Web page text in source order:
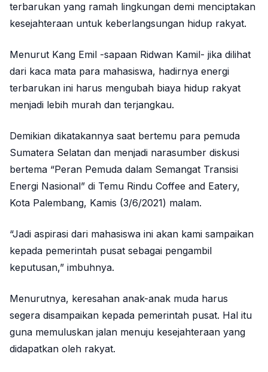
terbarukan yang ramah lingkungan demi menciptakan
kesejahteraan untuk keberlangsungan hidup rakyat.
Menurut Kang Emil -sapaan Ridwan Kamil- jika dilihat
dari kaca mata para mahasiswa, hadirnya energi
terbarukan ini harus mengubah biaya hidup rakyat
menjadi lebih murah dan terjangkau.
Demikian dikatakannya saat bertemu para pemuda
Sumatera Selatan dan menjadi narasumber diskusi
bertema “Peran Pemuda dalam Semangat Transisi
Energi Nasional” di Temu Rindu Coffee and Eatery,
Kota Palembang, Kamis (3/6/2021) malam.
“Jadi aspirasi dari mahasiswa ini akan kami sampaikan
kepada pemerintah pusat sebagai pengambil
keputusan,” imbuhnya.
Menurutnya, keresahan anak-anak muda harus
segera disampaikan kepada pemerintah pusat. Hal itu
guna memuluskan jalan menuju kesejahteraan yang
didapatkan oleh rakyat.